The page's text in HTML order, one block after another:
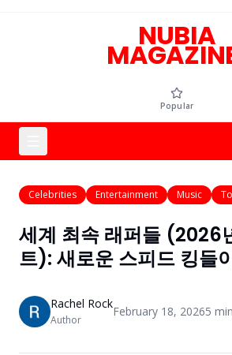
NUBIA
Popular
Celebrities Entertainment Music
세계 최속 래퍼들 (2026
트): 새로운 스피드 킹들
Rachel Rock
Author
February 18, 20265